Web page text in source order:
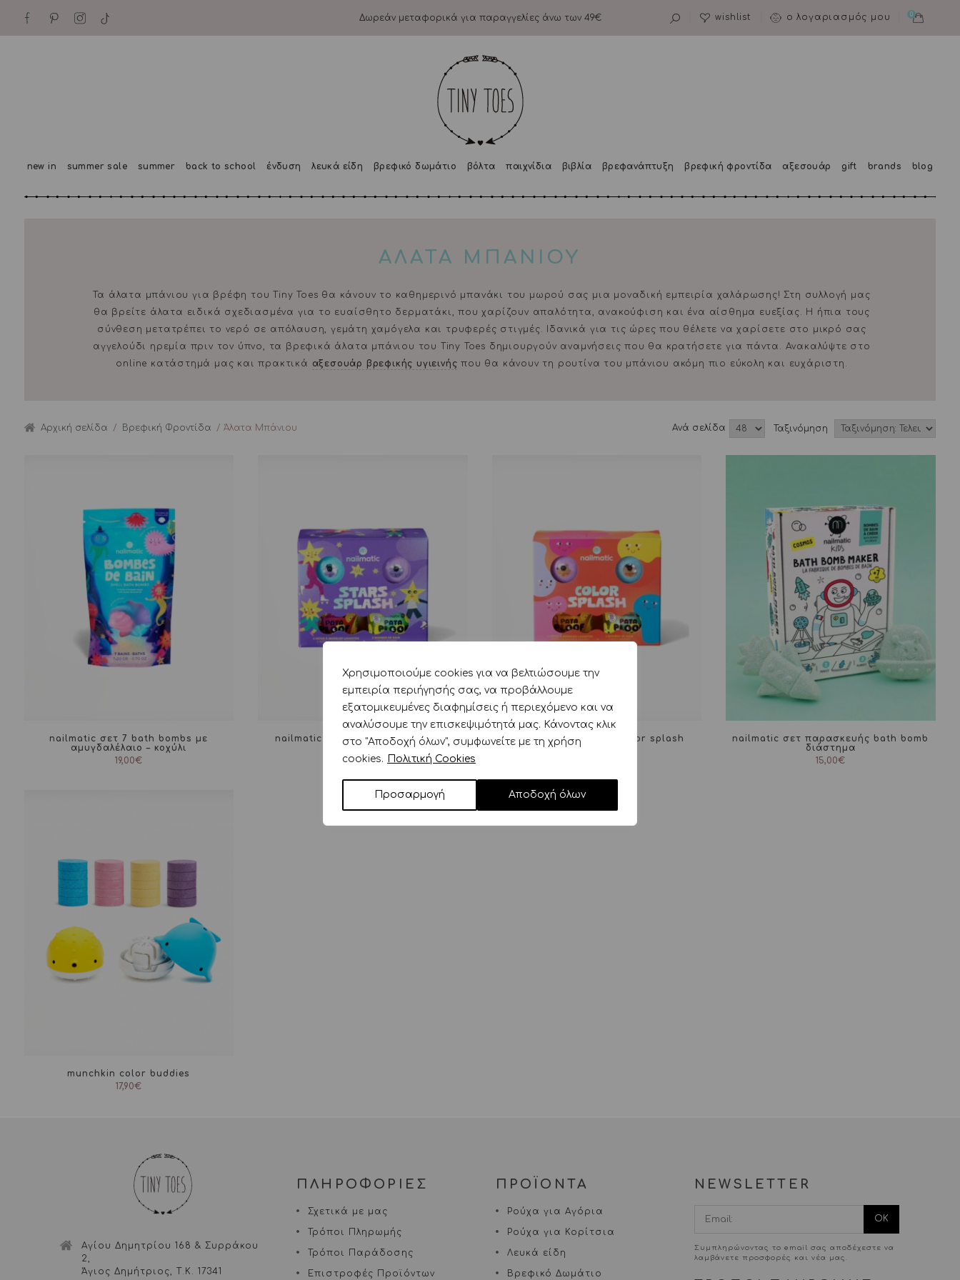
Χρησιμοποιούμε cookies για να βελτιώσουμε την
εμπειρία περιήγησής σας, να προβάλλουμε
εξατομικευμένες διαφημίσεις ή περιεχόμενο και να
αναλύσουμε την επισκεψιμότητά μας. Κάνοντας κλικ
στο "Αποδοχή όλων", συμφωνείτε με τη χρήση
cookies. Πολιτική Cookies
Προσαρμογή Αποδοχή όλων
Δωρεάν μεταφορικά για παραγγελίες άνω των 49€ 0
wishlist ο λογαριασμός μου
new in summer sale summer back to school ένδυση λευκά είδη βρεφικό δωμάτιο βόλτα παιχνίδια βιβλία βρεφανάπτυξη βρεφική φροντίδα αξεσουάρ gift brands blog
ΑΛΑΤΑ ΜΠΑΝΙΟΥ
Τα άλατα μπάνιου για βρέφη του Tiny Toes θα κάνουν το καθημερινό μπανάκι του μωρού σας μια μοναδική εμπειρία χαλάρωσης! Στη συλλογή μας
θα βρείτε άλατα ειδικά σχεδιασμένα για το ευαίσθητο δερματάκι, που χαρίζουν απαλότητα, ανακούφιση και ένα αίσθημα ευεξίας. Η ήπια τους
σύνθεση μετατρέπει το νερό σε απόλαυση, γεμάτη χαμόγελα και τρυφερές στιγμές. Ιδανικά για τις ώρες που θέλετε να χαρίσετε στο μικρό σας
αγγελούδι ηρεμία πριν τον ύπνο, τα βρεφικά άλατα μπάνιου του Tiny Toes δημιουργούν αναμνήσεις που θα κρατήσετε για πάντα. Ανακαλύψτε στο
online κατάστημά μας και πρακτικά αξεσουάρ βρεφικής υγιεινής που θα κάνουν τη ρουτίνα του μπάνιου ακόμη πιο εύκολη και ευχάριστη.
Αρχική σελίδα / Βρεφική Φροντίδα / Άλατα Μπάνιου Ταξινόμηση
Aνά σελίδα
nailmatic σετ 7 bath bombs με
αμυγδαλέλαιο – κοχύλι
19,00€
nailmatic σετ δώρου stars splash
nailmatic σετ δώρου color splash
nailmatic σετ παρασκευής bath bomb
διάστημα
15,00€
munchkin color buddies
17,90€
Αγίου Δημητρίου 168 & Συρράκου
2,
Άγιος Δημήτριος, Τ.Κ. 17341
ΠΛΗΡΟΦΟΡΙΕΣ
Σχετικά με μας
Τρόποι Πληρωμής
Τρόποι Παράδοσης
Επιστροφές Προϊόντων
ΠΡΟΪΟΝΤΑ
Ρούχα για Αγόρια
Ρούχα για Κορίτσια
Λευκά είδη
Βρεφικό Δωμάτιο
NEWSLETTER
and conditions.*
Συμπληρώνοντας το email σας αποδέχεστε να
λαμβάνετε προσφορές και νέα μας.